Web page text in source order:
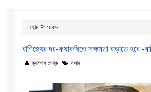
হোম > সংবাদ
বাণিজ্যের দর-কষাকষিতে সক্ষমতা বাড়াতে হবে -
ক্যাম্পাস ডেস্ক সংবাদ